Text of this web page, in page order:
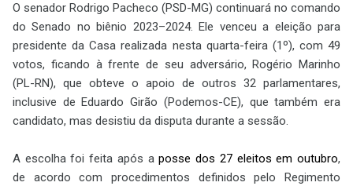
O senador Rodrigo Pacheco (PSD-MG) continuará no comando
do Senado no biênio 2023–2024. Ele venceu a eleição para
presidente da Casa realizada nesta quarta-feira (1º), com 49
votos, ficando à frente de seu adversário, Rogério Marinho
(PL-RN), que obteve o apoio de outros 32 parlamentares,
inclusive de Eduardo Girão (Podemos-CE), que também era
candidato, mas desistiu da disputa durante a sessão.
A escolha foi feita após aposse dos 27 eleitos em outubro,
de acordo com procedimentos definidos pelo Regimento